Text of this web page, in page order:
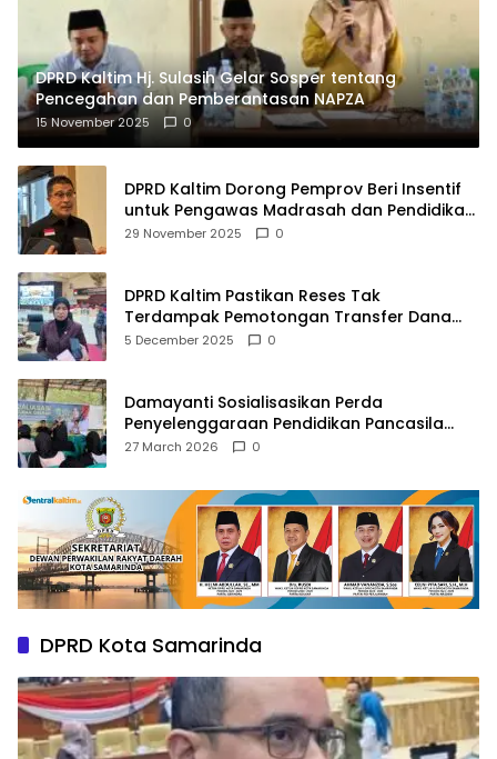
DPRD Kaltim Hj. Sulasih Gelar Sosper tentang
Pencegahan dan Pemberantasan NAPZA
15 November 2025 0
DPRD Kaltim Dorong Pemprov Beri Insentif
untuk Pengawas Madrasah dan Pendidikan
Agama
29 November 2025 0
DPRD Kaltim Pastikan Reses Tak
Terdampak Pemotongan Transfer Dana
Pusat
5 December 2025 0
Damayanti Sosialisasikan Perda
Penyelenggaraan Pendidikan Pancasila
dan Wawasan Kebangsaan
27 March 2026 0
DPRD Kota Samarinda